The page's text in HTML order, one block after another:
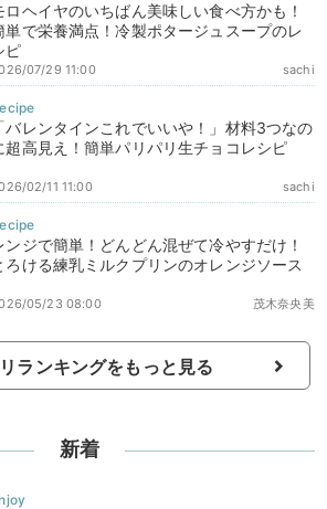
ロヘイヤのいちばん美味しい食べ方かも！
単で栄養満点！冷製ポタージュスープのレ
ピ
sachi
07/29 11:00
「バレンタインこれでいいや！」材料3つなの
超高見え！簡単パリパリ生チョコレシピ
sachi
02/11 11:00
ンジで簡単！どんどん混ぜて冷やすだけ！
ろける練乳ミルクプリンのオレンジソース
茂木奈央美
05/23 08:00
ランキングをもっと見る
新着